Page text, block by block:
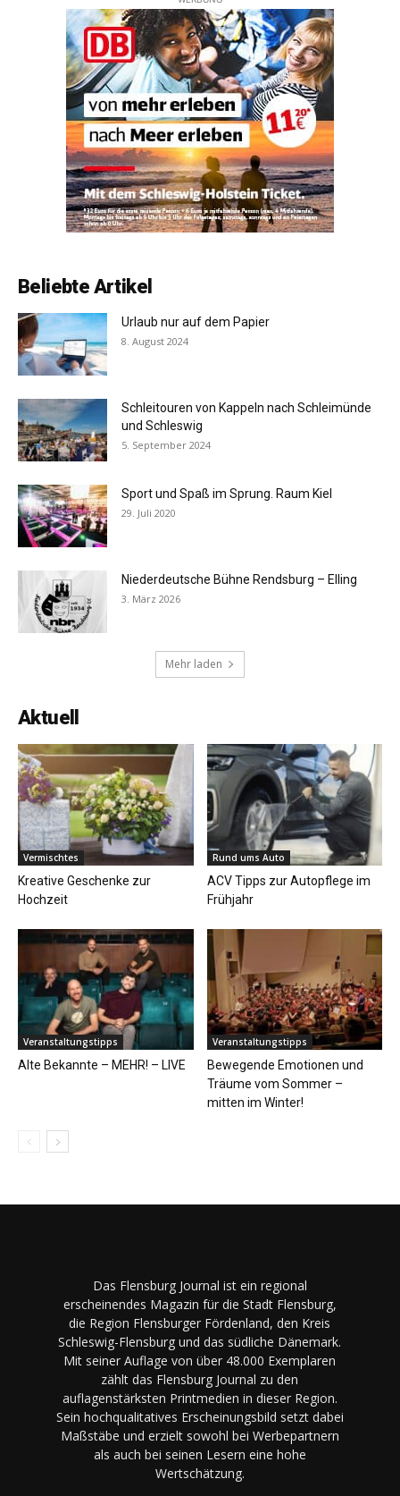
Beliebte Artikel
Urlaub nur auf dem Papier
8. August 2024
Schleitouren von Kappeln nach Schleimünde
und Schleswig
5. September 2024
Sport und Spaß im Sprung. Raum Kiel
29. Juli 2020
Niederdeutsche Bühne Rendsburg – Elling
3. März 2026
Mehr laden
Aktuell
Vermischtes
Kreative Geschenke zur
Hochzeit
Rund ums Auto
ACV Tipps zur Autopflege im
Frühjahr
Veranstaltungstipps
Alte Bekannte – MEHR! – LIVE
Veranstaltungstipps
Bewegende Emotionen und
Träume vom Sommer –
mitten im Winter!
Das Flensburg Journal ist ein regional
erscheinendes Magazin für die Stadt Flensburg,
die Region Flensburger Fördenland, den Kreis
Schleswig-Flensburg und das südliche Dänemark.
Mit seiner Auflage von über 48.000 Exemplaren
zählt das Flensburg Journal zu den
auflagenstärksten Printmedien in dieser Region.
Sein hochqualitatives Erscheinungsbild setzt dabei
Maßstäbe und erzielt sowohl bei Werbepartnern
als auch bei seinen Lesern eine hohe
Wertschätzung.